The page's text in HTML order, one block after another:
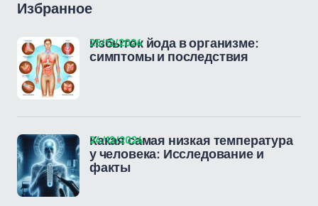
Избранное
Избыток йода в организме:
симптомы и последствия
25/12/2024
Какая самая низкая температура
у человека: Исследование и
факты
24/12/2024